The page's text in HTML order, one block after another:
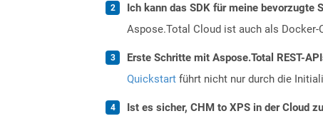
Ich kann das SDK für meine bevorzugte
Aspose.Total Cloud ist auch als
Erste Schritte mit Aspose.Total REST-
Quickstart führt nicht nur durch die
Ist es sicher, CHM to XPS in der Cloud